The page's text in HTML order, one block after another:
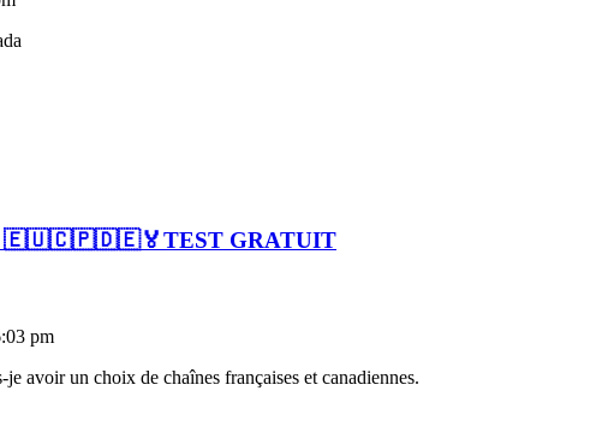
🇪🇺🇨🇵🇩🇪🏅TEST GRATUIT
pm
avoir un choix de chaînes françaises et canadiennes.